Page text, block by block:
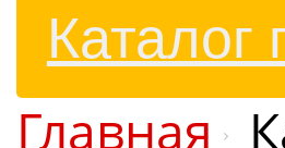
Каталог
Главная